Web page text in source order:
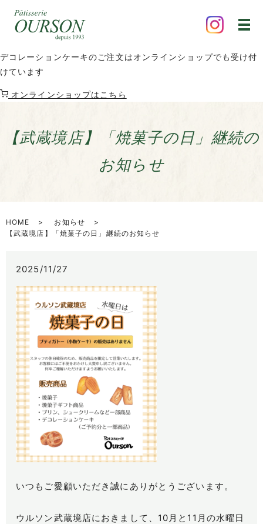
デコレーションケーキのご注文はオンラインショップでも受け付
けています
オンラインショップはこちら
【武蔵境店】「焼菓子の日」継続の
お知らせ
HOME
お知らせ
【武蔵境店】「焼菓子の日」継続のお知らせ
2025/11/27
いつもご愛顧いただき誠にありがとうございます。
ウルソン武蔵境店におきまして、10月と11月の水曜日